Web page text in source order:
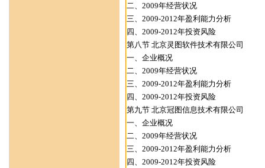
二、2009年经营状况
三、2009-2012年盈利能力分析
四、2009-2012年投资风险
第八节 北京灵图软件技术有限公司
一、企业概况
二、2009年经营状况
三、2009-2012年盈利能力分析
四、2009-2012年投资风险
第九节 北京冠图信息技术有限公司
一、企业概况
二、2009年经营状况
三、2009-2012年盈利能力分析
四、2009-2012年投资风险